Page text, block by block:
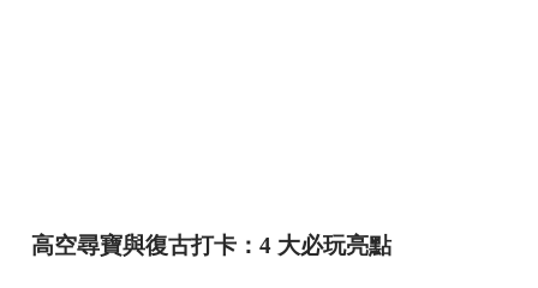
高空尋寶與復古打卡：4 大必玩亮點